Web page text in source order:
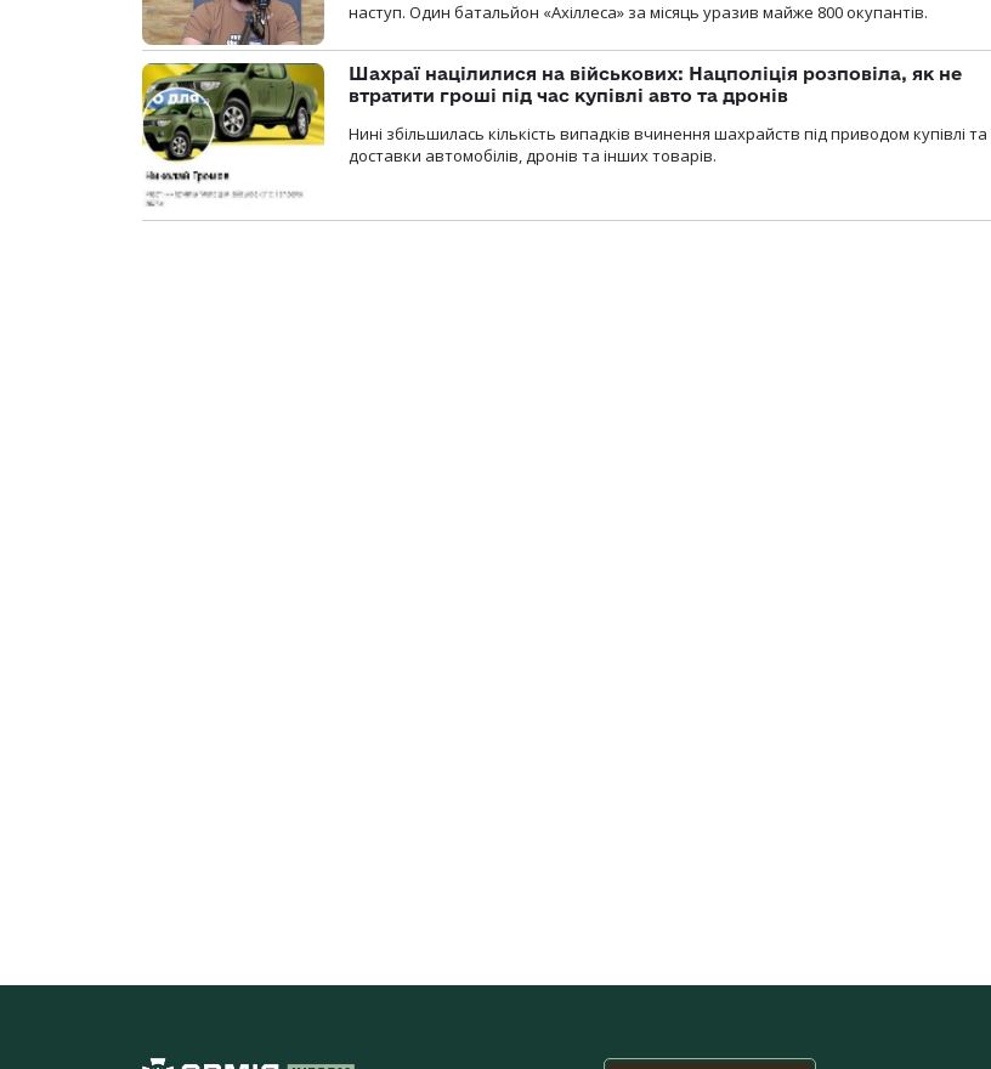
наступ. Один батальйон «Ахіллеса» за місяць уразив майже 800 окупантів.
Шахраї націлилися на військових: Нацполіція розповіла, як не
втратити гроші під час купівлі авто та дронів
Нині збільшилась кількість випадків вчинення шахрайств під приводом купівлі та
доставки автомобілів, дронів та інших товарів.